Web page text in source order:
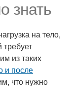
знать
на тело,
из таких
и после
что нужно